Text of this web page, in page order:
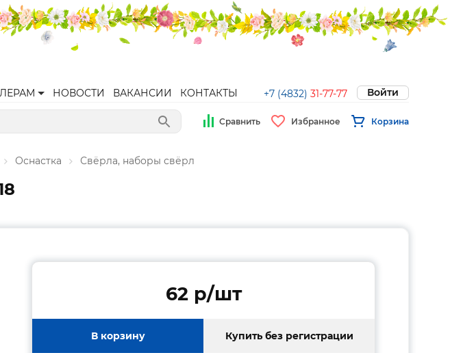
НОВОСТИ ВАКАНСИИ КОНТАКТЫ +7 (4832) 31-77-77 Войти
Сравнить Избранное Корзина
Оснастка Свёрла, наборы свёрл
62 p/шт
В корзину Купить без регистрации